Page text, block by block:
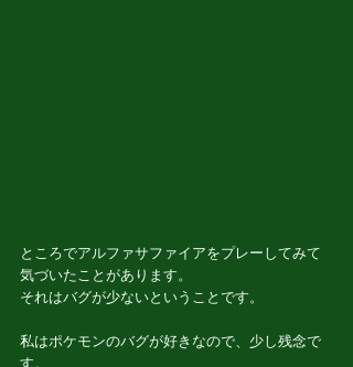
ところでアルファサファイアをプレーしてみて
気づいたことがあります。
それはバグが少ないということです。
私はポケモンのバグが好きなので、少し残念で
す。